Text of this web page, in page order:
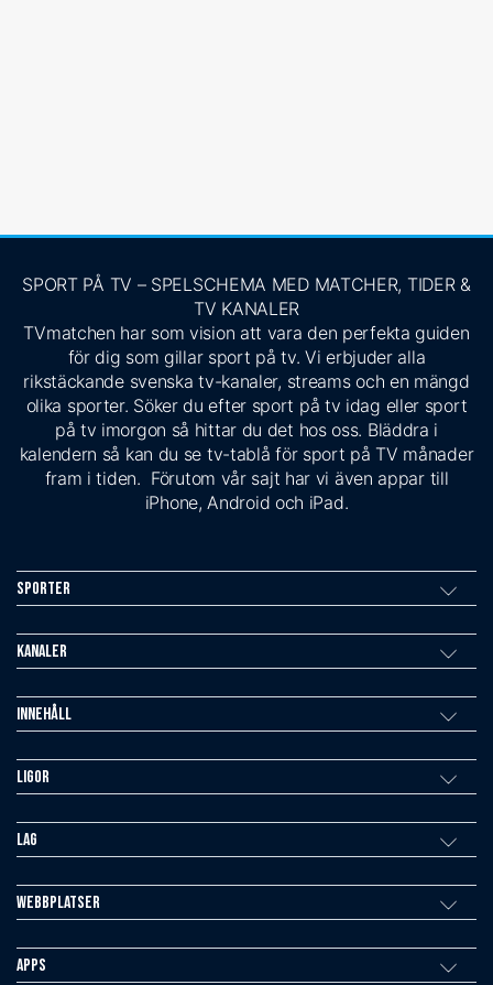
SPORT PÅ TV – SPELSCHEMA MED MATCHER, TIDER &
TV KANALER
TVmatchen har som vision att vara den perfekta guiden
för dig som gillar sport på tv. Vi erbjuder alla
rikstäckande svenska tv-kanaler, streams och en mängd
olika sporter. Söker du efter sport på tv idag eller sport
på tv imorgon så hittar du det hos oss. Bläddra i
kalendern så kan du se tv-tablå för sport på TV månader
fram i tiden. Förutom vår sajt har vi även appar till
iPhone, Android och iPad.
Sporter
Kanaler
Innehåll
Ligor
Lag
Webbplatser
Apps